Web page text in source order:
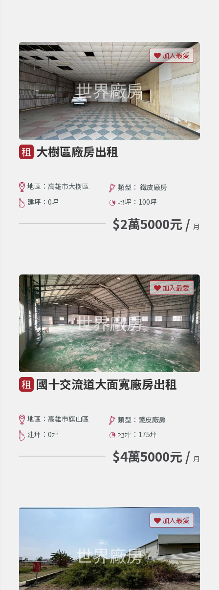
租 大樹區廠房出租
地區：高雄市大樹區
類型： 鐵皮廠房
建坪：0坪
地坪：100坪
$2萬5000元 / 月
加入最愛
租 國十交流道大面寬廠房出租
地區：高雄市旗山區
類型：鐵皮廠房
建坪：0坪
地坪：175坪
$4萬5000元 / 月
加入最愛
加入最愛